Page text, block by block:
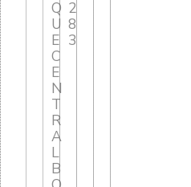
Q
U
E
C
E
N
T
R
A
L
B
2
8
3